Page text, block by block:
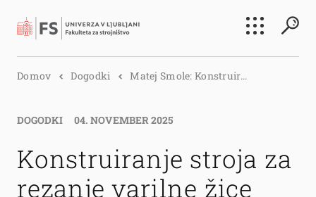
Išči
Domov Dogodki Matej Smole: Konstruir...
DOGODKI 04. NOVEMBER 2025
Konstruiranje stroja za
rezanje varilne žice